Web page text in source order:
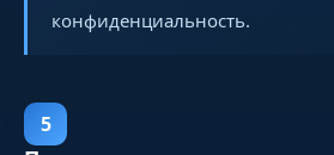
конфиденциальность.
5